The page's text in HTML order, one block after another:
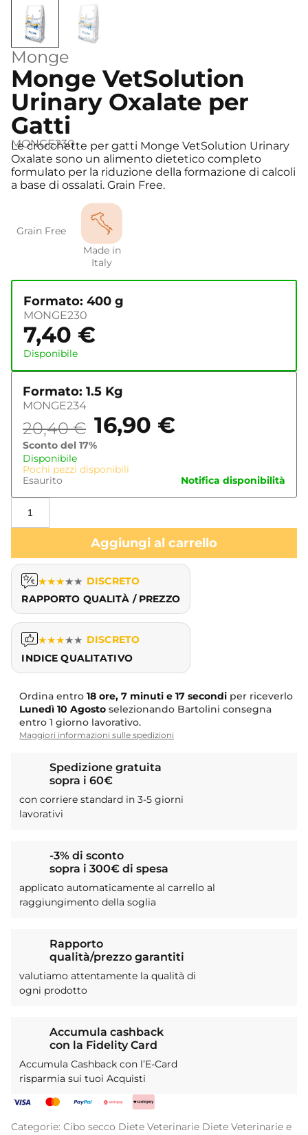
Monge
Monge VetSolution
Urinary Oxalate per
Gatti
MONGE230
Le crocchette per gatti Monge VetSolution Urinary
Oxalate sono un alimento dietetico completo
formulato per la riduzione della formazione di calcoli
a base di ossalati. Grain Free.
Grain Free
Made in
Italy
Formato: 400 g
MONGE230
7,40 €
Disponibile
Formato: 1.5 Kg
MONGE234
20,40€ 16,90 €
Sconto del 17%
Disponibile
Pochi pezzi disponibili
Esaurito
Notifica disponibilità
Aggiungi al carrello
★★★★★ DISCRETO
RAPPORTO QUALITÀ / PREZZO
★★★★★ DISCRETO
INDICE QUALITATIVO
Ordina entro 18 ore, 7 minuti e 16 secondi per riceverlo
Lunedì 10 Agosto selezionando Bartolini consegna
entro 1 giorno lavorativo.
Maggiori informazioni sulle spedizioni
Spedizione gratuita
sopra i 60€
con corriere standard in 3-5 giorni
lavorativi
-3% di sconto
sopra i 300€ di spesa
applicato automaticamente al carrello al
raggiungimento della soglia
Rapporto
qualità/prezzo garantiti
valutiamo attentamente la qualità di
ogni prodotto
Accumula cashback
con la Fidelity Card
Accumula Cashback con l’E-Card
risparmia sui tuoi Acquisti
Categorie: Cibo secco Diete Veterinarie Diete Veterinarie e